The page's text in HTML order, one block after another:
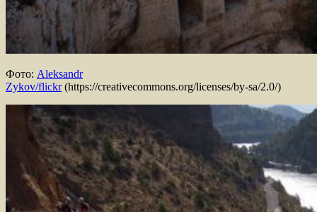
Фото: Aleksandr
Zykov/flickr(https://creativecommons.org/licenses/by-sa/2.0/)